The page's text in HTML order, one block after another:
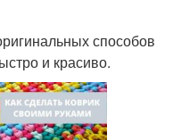
способов
и красиво.